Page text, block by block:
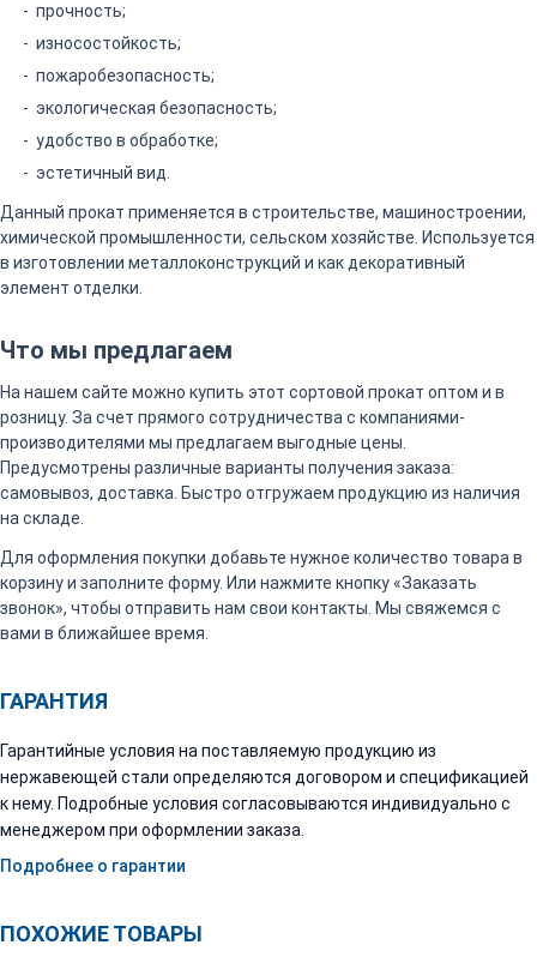
прочность;
износостойкость;
пожаробезопасность;
экологическая безопасность;
удобство в обработке;
эстетичный вид.
Данный прокат применяется в строительстве, машиностроении,
химической промышленности, сельском хозяйстве. Используется
в изготовлении металлоконструкций и как декоративный
элемент отделки.
Что мы предлагаем
На нашем сайте можно купить этот сортовой прокат оптом и в
розницу. За счет прямого сотрудничества с компаниями-
производителями мы предлагаем выгодные цены.
Предусмотрены различные варианты получения заказа:
самовывоз, доставка. Быстро отгружаем продукцию из наличия
на складе.
Для оформления покупки добавьте нужное количество товара в
корзину и заполните форму. Или нажмите кнопку «Заказать
звонок», чтобы отправить нам свои контакты. Мы свяжемся с
вами в ближайшее время.
ГАРАНТИЯ
Гарантийные условия на поставляемую продукцию из
нержавеющей стали определяются договором и спецификацией
к нему. Подробные условия согласовываются индивидуально с
менеджером при оформлении заказа.
Подробнее о гарантии
ПОХОЖИЕ ТОВАРЫ